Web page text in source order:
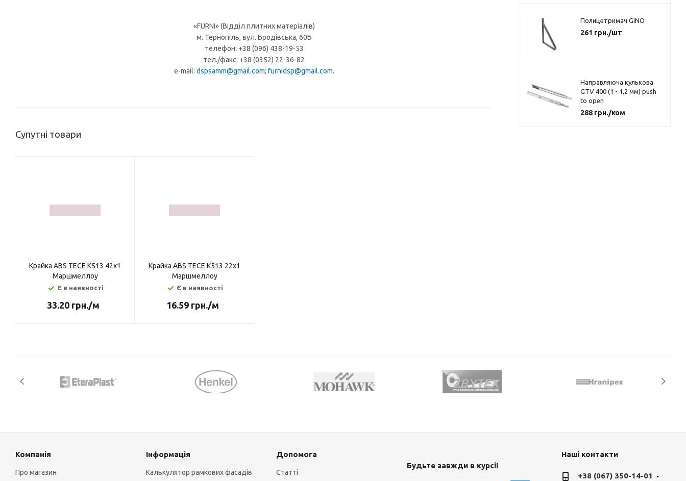
«FURNI» (Відділ плитних матеріалів)
м. Тернопіль, вул. Бродівська, 60Б
телефон: +38 (096) 438-19-53
тел./факс: +38 (0352) 22-36-82
e-mail: dspsamm@gmail.com; furnidsp@gmail.com.
Супутні товари
Крайка ABS TECE K513 42х1
Маршмеллоу
Є в наявності
33.20 грн./м
Крайка ABS TECE K513 22х1
Маршмеллоу
Є в наявності
16.59 грн./м
Полицетримач GINO
261 грн./шт
Направляюча кулькова
GTV 400 (1 - 1,2 мм) push
to open
288грн./ком
Компанія
Про магазин
Інформація
Калькулятор рамкових фасадів
Допомога
Статті
Будьте завжди в курсі!
Наші контакти
+38 (067) 350-14-01